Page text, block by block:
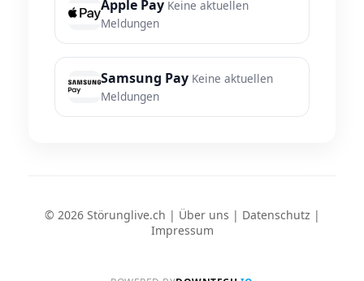
Apple Pay Keine aktuellen
Meldungen
Samsung Pay Keine aktuellen
Meldungen
© 2026 Störunglive.ch | Über uns | Datenschutz |
Impressum